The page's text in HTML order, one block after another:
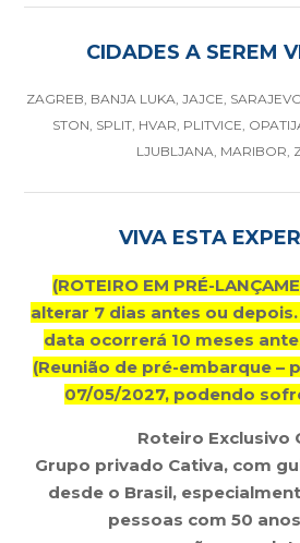
CIDADES A SEREM
ZAGREB, BANJA LUKA, JAJCE,
STON, SPLIT, HVAR, PLITVICE,
LJUBLJANA, MARIBOR,
VIVA ESTA
(ROTEIRO EM PRÉ-
alterar 7 dias antes ou
data ocorrerá 10 meses
(Reunião de pré-embarque –
07/05/2027, podendo
Roteiro Exclusivo
Grupo privado Cativa, com
desde o Brasil,
pessoas com 50